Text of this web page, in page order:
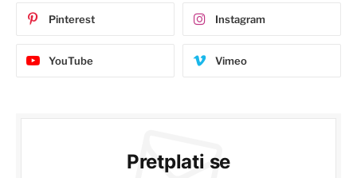
Pinterest Instagram
YouTube Vimeo
Pretplati se